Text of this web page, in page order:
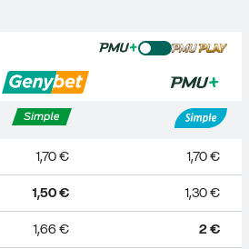
1,70 €
1,70 €
1,50 €
1,30 €
1,66 €
2 €